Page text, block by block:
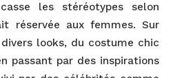
les stéréotypes selon
réservée aux femmes. Sur
looks, du costume chic
passant par des inspirations